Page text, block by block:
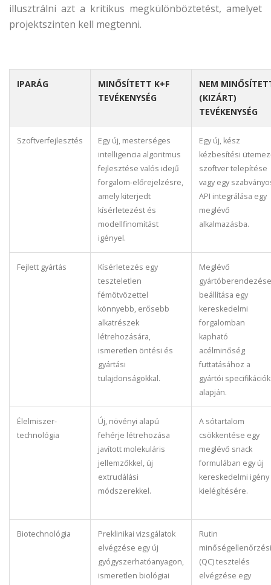
illusztrálni azt a kritikus megkülönböztetést, amelyet
projektszinten kell megtenni.
IPARÁG
MINŐSÍTETT K+F
TEVÉKENYSÉG
NEM
(KIZÁRT)
TEVÉKENYSÉG
Szoftverfejlesztés
Egy új, mesterséges
intelligencia algoritmus
fejlesztése valós idejű
forgalom-előrejelzésre,
amely kiterjedt
kísérletezést és
modellfinomítást
igényel.
Egy új, kész
kézbesítési
szoftver telepítése
vagy egy
API integrálása egy
meglévő
alkalmazásba.
Fejlett gyártás
Kísérletezés egy
teszteletlen
fémötvözettel
könnyebb, erősebb
alkatrészek
létrehozására,
ismeretlen öntési és
gyártási
tulajdonságokkal.
Meglévő
beállítása egy
kereskedelmi
forgalomban
kapható
acélminőség
futtatásához a
gyártói specifikációk
alapján.
Élelmiszer-
technológia
Új, növényi alapú
fehérje létrehozása
javított molekuláris
jellemzőkkel, új
extrudálási
módszerekkel.
A sótartalom
csökkentése egy
meglévő snack
formulában egy új
kereskedelmi igény
kielégítésére.
Biotechnológia
Preklinikai vizsgálatok
elvégzése egy új
gyógyszerhatóanyagon,
ismeretlen biológiai
Rutin
minőségellenőrzési
(QC) tesztelés
elvégzése egy